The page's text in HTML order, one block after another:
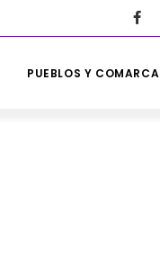
PUEBLOS Y COMARCA